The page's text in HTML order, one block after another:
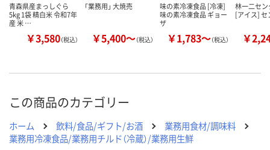
青森県産まっしぐら
5kg 1袋 精白米 令和7年
産 米 …
￥3,580（税込）
「業務用」 大焼売
￥5,400～（税込）
味の素冷凍食品 [冷凍]
味の素冷凍食品 ギョー
ザ
￥1,783～（税込）
林一二セ
[アイス] セ
￥
この商品のカテゴリー
ホーム 飲料/食品/ギフト/お酒
業務用食材/調味料
業務用冷凍食品/業務用チルド（冷蔵）/業務用生鮮